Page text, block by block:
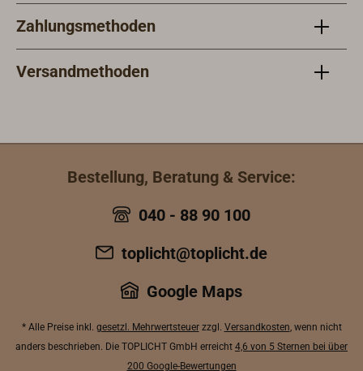
Verschraubungen vorhanden sind.
Zahlungsmethoden
Versandmethoden
Bestellung, Beratung & Service:
040 - 88 90 100
toplicht@toplicht.de
Google Maps
* Alle Preise inkl. gesetzl. Mehrwertsteuerzzgl. Versandkosten, wenn nicht
anders beschrieben. Die TOPLICHT GmbH erreicht 4,6 von 5 Sternen bei über
200 Google-Bewertungen